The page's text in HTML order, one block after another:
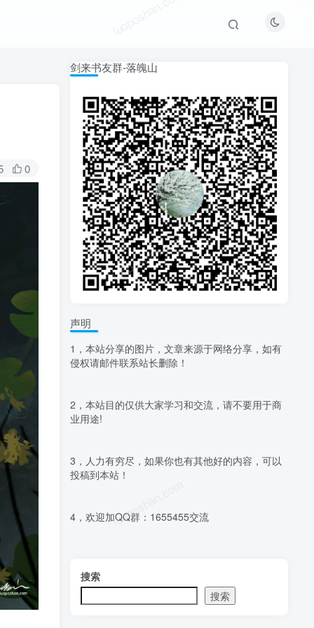
0
luoposhan.com
luoposhan.com
剑来书友群-落魄山
声明
1，本站分享的图片，文章来源于网络分享，如有
侵权请邮件联系站长删除！
2，本站目的仅供大家学习和交流，请不要用于商
业用途!
3，人力有穷尽，如果你也有其他好的内容，可以
投稿到本站！
4，欢迎加QQ群：1655455交流
搜索
搜索